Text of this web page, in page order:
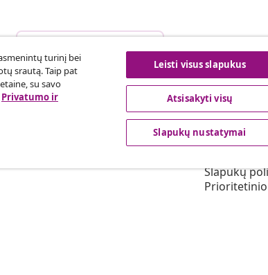
Sutarties atsisakymas
vidaXL
Apie vidaXL
Terminai ir
Privatumo
Slapukų
turinį bei
srautą. Taip pat
su savo
Privatumo ir
Leisti visus slapukus
Atsisakyti visų
Slapukų nustatymai